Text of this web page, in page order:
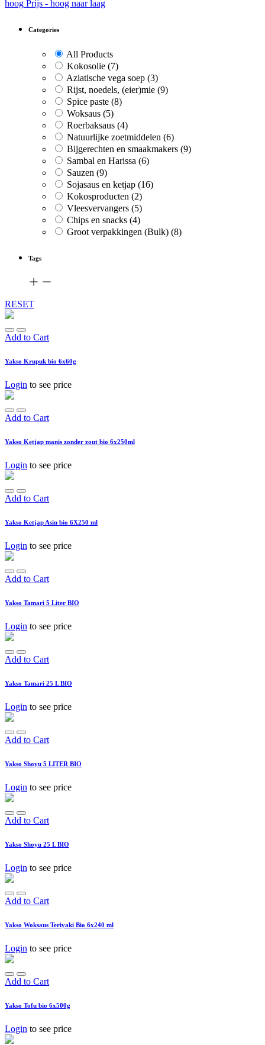
hoog Prijs - hoog naar laag
Categories
All Products
Kokosolie (7)
Aziatische vega soep (3)
Rijst, noedels, (eier)mie (9)
Spice paste (8)
Woksaus (5)
Roerbaksaus (4)
Natuurlijke zoetmiddelen (6)
Bijgerechten en smaakmakers (9)
Sambal en Harissa (6)
Sauzen (9)
Sojasaus en ketjap (16)
Kokosproducten (2)
Vleesvervangers (5)
Chips en snacks (4)
Groot verpakkingen (Bulk) (8)
Tags
RESET
Add to Cart
Yakso Krupuk bio 6x60g
Login to see price
Add to Cart
Yakso Ketjap manis zonder zout bio 6x250ml
Login to see price
Add to Cart
Yakso Ketjap Asin bio 6X250 ml
Login to see price
Add to Cart
Yakso Tamari 5 Liter BIO
Login to see price
Add to Cart
Yakso Tamari 25 L BIO
Login to see price
Add to Cart
Yakso Shoyu 5 LITER BIO
Login to see price
Add to Cart
Yakso Shoyu 25 L BIO
Login to see price
Add to Cart
Yakso Woksaus Teriyaki Bio 6x240 ml
Login to see price
Add to Cart
Yakso Tofu bio 6x500g
Login to see price